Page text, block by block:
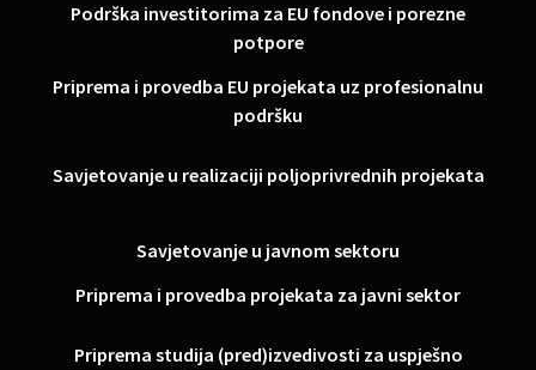
Podrška investitorima za EU fondove i porezne
potpore
Priprema i provedba EU projekata uz profesionalnu
podršku
Savjetovanje u realizaciji poljoprivrednih projekata
Savjetovanje u javnom sektoru
Priprema i provedba projekata za javni sektor
Priprema studija (pred)izvedivosti za uspješno